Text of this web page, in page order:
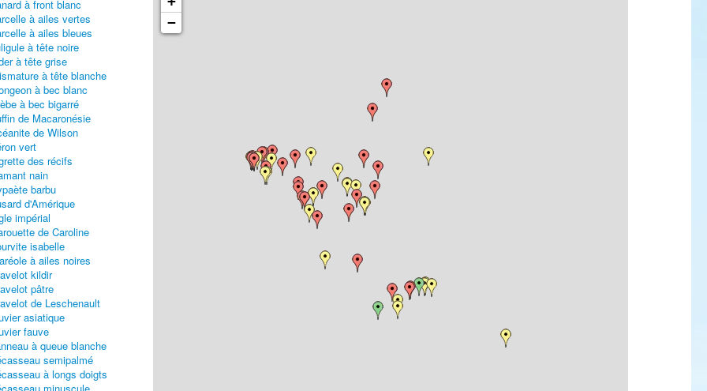
à front blanc
à ailes vertes
à ailes bleues
à tête noire
à tête grise
à tête blanche
à bec blanc
à bec bigarré
de Macaronésie
de Wilson
vert
des récifs
nain
barbu
d'Amérique
impérial
de Caroline
isabelle
à ailes noires
kildir
pâtre
de Leschenault
asiatique
fauve
à queue blanche
semipalmé
à longs doigts
−